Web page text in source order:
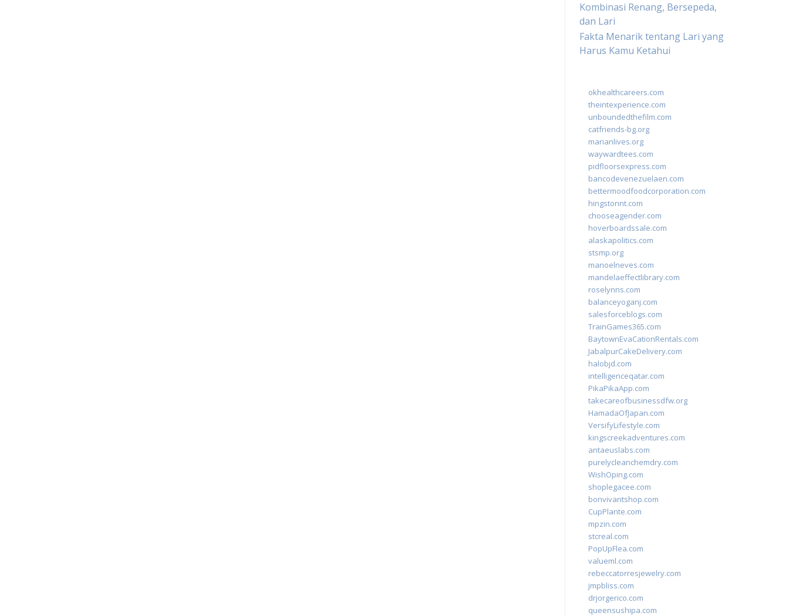
Kombinasi Renang, Bersepeda,
dan Lari
Fakta Menarik tentang Lari yang
Harus Kamu Ketahui
okhealthcareers.com
theintexperience.com
unboundedthefilm.com
catfriends-bg.org
marianlives.org
waywardtees.com
pidfloorsexpress.com
bancodevenezuelaen.com
bettermoodfoodcorporation.com
hingstonnt.com
chooseagender.com
hoverboardssale.com
alaskapolitics.com
stsmp.org
manoelneves.com
mandelaeffectlibrary.com
roselynns.com
balanceyoganj.com
salesforceblogs.com
TrainGames365.com
BaytownEvaCationRentals.com
JabalpurCakeDelivery.com
halobjd.com
intelligenceqatar.com
PikaPikaApp.com
takecareofbusinessdfw.org
HamadaOfJapan.com
VersifyLifestyle.com
kingscreekadventures.com
antaeuslabs.com
purelycleanchemdry.com
WishOping.com
shoplegacee.com
bonvivantshop.com
CupPlante.com
mpzin.com
stcreal.com
PopUpFlea.com
valueml.com
rebeccatorresjewelry.com
jmpbliss.com
drjorgerico.com
queensushipa.com